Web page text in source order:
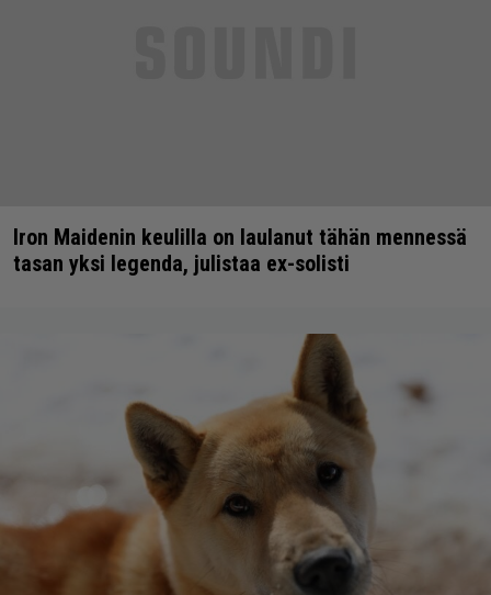
Iron Maidenin keulilla on laulanut tähän mennessä
tasan yksi legenda, julistaa ex-solisti